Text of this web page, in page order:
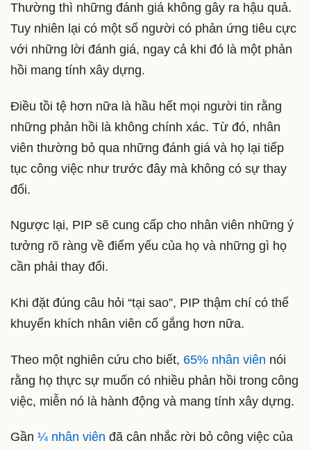
Thường thì những đánh giá không gây ra hậu quả.
Tuy nhiên lại có một số người có phản ứng tiêu cực
với những lời đánh giá, ngay cả khi đó là một phản
hồi mang tính xây dựng.
Điều tồi tệ hơn nữa là hầu hết mọi người tin rằng
những phản hồi là không chính xác. Từ đó, nhân
viên thường bỏ qua những đánh giá và họ lại tiếp
tục công việc như trước đây mà không có sự thay
đổi.
Ngược lại, PIP sẽ cung cấp cho nhân viên những ý
tưởng rõ ràng về điểm yếu của họ và những gì họ
cần phải thay đổi.
Khi đặt đúng câu hỏi “tại sao”, PIP thậm chí có thể
khuyến khích nhân viên cố gắng hơn nữa.
Theo một nghiên cứu cho biết, 65% nhân viên nói
rằng họ thực sự muốn có nhiều phản hồi trong công
việc, miễn nó là hành động và mang tính xây dựng.
Gần ¼ nhân viên đã cân nhắc rời bỏ công việc của